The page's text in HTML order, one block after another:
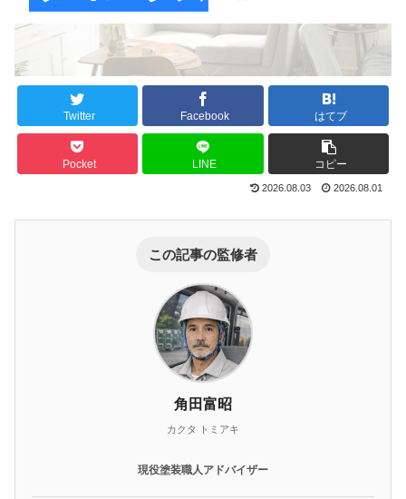
Twitter Facebook はてブ
Pocket LINE コピー
2026.08.03 2026.08.01
この記事の監修者
角田富昭
カクタ トミアキ
現役塗装職人アドバイザー